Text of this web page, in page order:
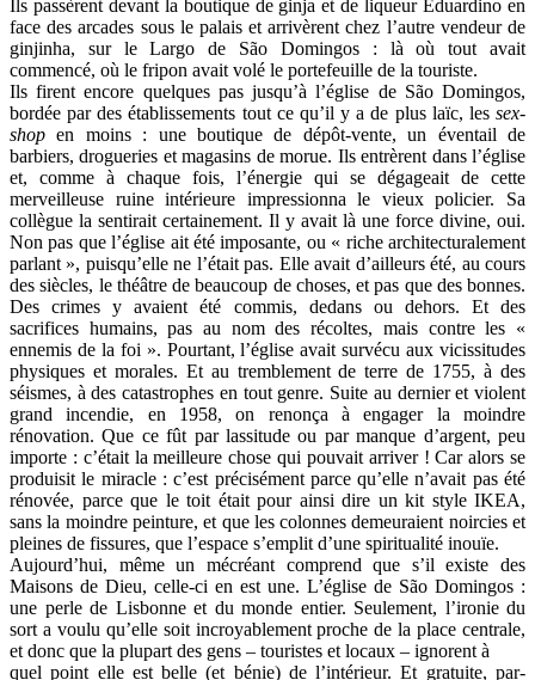
Ils passèrent devant la boutique de ginja et de liqueur Eduardino en
face des arcades sous le palais et arrivèrent chez l’autre vendeur de
ginjinha, sur le Largo de São Domingos : là où tout avait
commencé, où le fripon avait volé le portefeuille de la touriste.
Ils firent encore quelques pas jusqu’à l’église de São Domingos,
bordée par des établissements tout ce qu’il y a de plus laïc, les sex-
shop en moins : une boutique de dépôt-vente, un éventail de
barbiers, drogueries et magasins de morue. Ils entrèrent dans l’église
et, comme à chaque fois, l’énergie qui se dégageait de cette
merveilleuse ruine intérieure impressionna le vieux policier. Sa
collègue la sentirait certainement. Il y avait là une force divine, oui.
Non pas que l’église ait été imposante, ou « riche architecturalement
parlant », puisqu’elle ne l’était pas. Elle avait d’ailleurs été, au cours
des siècles, le théâtre de beaucoup de choses, et pas que des bonnes.
Des crimes y avaient été commis, dedans ou dehors. Et des
sacrifices humains, pas au nom des récoltes, mais contre les «
ennemis de la foi ». Pourtant, l’église avait survécu aux vicissitudes
physiques et morales. Et au tremblement de terre de 1755, à des
séismes, à des catastrophes en tout genre. Suite au dernier et violent
grand incendie, en 1958, on renonça à engager la moindre
rénovation. Que ce fût par lassitude ou par manque d’argent, peu
importe : c’était la meilleure chose qui pouvait arriver ! Car alors se
produisit le miracle : c’est précisément parce qu’elle n’avait pas été
rénovée, parce que le toit était pour ainsi dire un kit style IKEA,
sans la moindre peinture, et que les colonnes demeuraient noircies et
pleines de fissures, que l’espace s’emplit d’une spiritualité inouïe.
Aujourd’hui, même un mécréant comprend que s’il existe des
Maisons de Dieu, celle-ci en est une. L’église de São Domingos :
une perle de Lisbonne et du monde entier. Seulement, l’ironie du
sort a voulu qu’elle soit incroyablement proche de la place centrale,
et donc que la plupart des gens – touristes et locaux – ignorent à
quel point elle est belle (et bénie) de l’intérieur. Et gratuite, par-